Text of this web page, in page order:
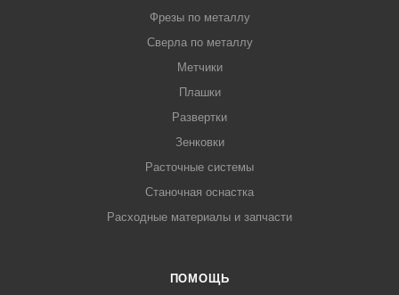
Фрезы по металлу
Сверла по металлу
Метчики
Плашки
Развертки
Зенковки
Расточные системы
Станочная оснастка
Расходные материалы и запчасти
ПОМОЩЬ